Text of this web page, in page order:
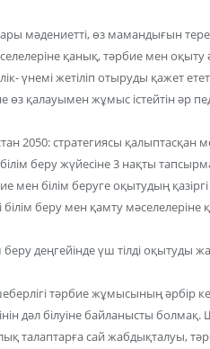
мәдениетті, өз мамандығын
қанық, тәрбие мен оқыту
үнемі жетіліп отыруды қажет
өз қалауымен жұмыс істейтін әр
2050: стратегиясы қалыптасқан
беру жүйесіне 3 нақты
мен білім беруге оқытудың қазіргі
беру мен қамту
деңгейінде үш тілді оқытуды
тәрбие жұмысының әрбір
дәл білуіне байланысты
талаптарға сай жабдықталуы,